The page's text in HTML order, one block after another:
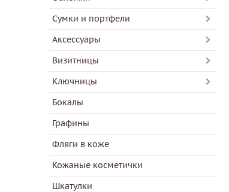
Сумки и портфели
Аксессуары
Визитницы
Ключницы
Бокалы
Графины
Фляги в коже
Кожаные косметички
Шкатулки